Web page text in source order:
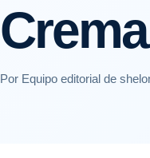
Por Equipo editorial de